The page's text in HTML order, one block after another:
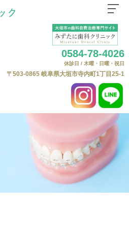
0584-78-4026
休診日 / 木曜・日曜・祝日
〒503-0865 岐阜県大垣市寺内町1丁目25-1